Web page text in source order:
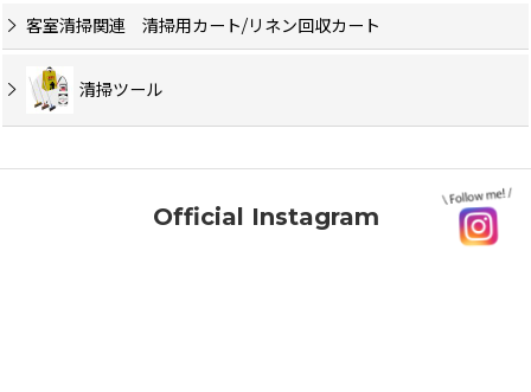
客室清掃関連 清掃用カート/リネン回収カート
清掃ツール
Official Instagram